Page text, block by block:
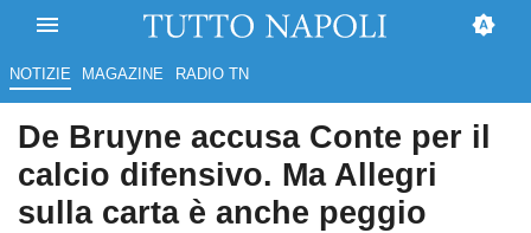
NOTIZIE MAGAZINE RADIO TN
De Bruyne accusa Conte per il
calcio difensivo. Ma Allegri
sulla carta è anche peggio